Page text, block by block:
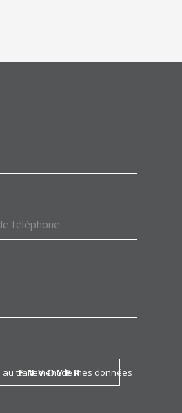
traitement de mes données
ENVOYER